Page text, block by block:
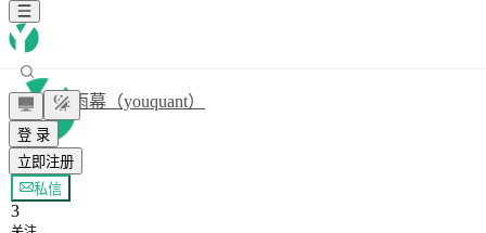
登 录
立即注册
雨幕（youquant）
+ 关注
私信
3